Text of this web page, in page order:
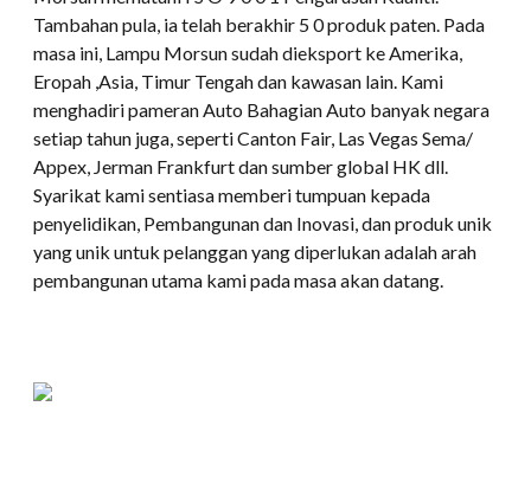
Tambahan pula, ia telah berakhir 5 0 produk paten. Pada
masa ini, Lampu Morsun sudah dieksport ke Amerika,
Eropah ,Asia, Timur Tengah dan kawasan lain. Kami
menghadiri pameran Auto Bahagian Auto banyak negara
setiap tahun juga, seperti Canton Fair, Las Vegas Sema/
Appex, Jerman Frankfurt dan sumber global HK dll.
Syarikat kami sentiasa memberi tumpuan kepada
penyelidikan, Pembangunan dan Inovasi, dan produk unik
yang unik untuk pelanggan yang diperlukan adalah arah
pembangunan utama kami pada masa akan datang.